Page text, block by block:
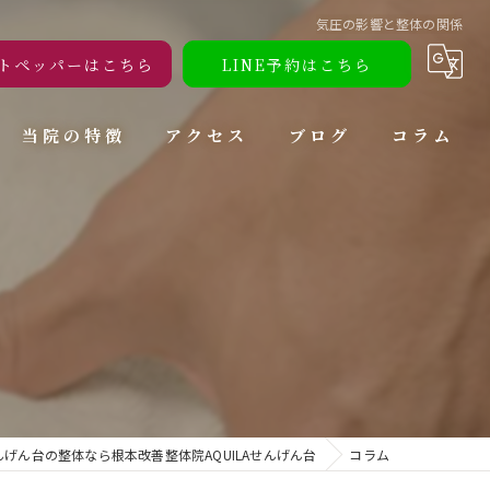
気圧の影響と整体の関係
ペッパーはこちら LINE予約はこちら
当院の特徴
肩こり
ダイエット
アクセス ブログ コラム
ん台の整体なら根本改善整体院AQUILAせんげん台 コラム